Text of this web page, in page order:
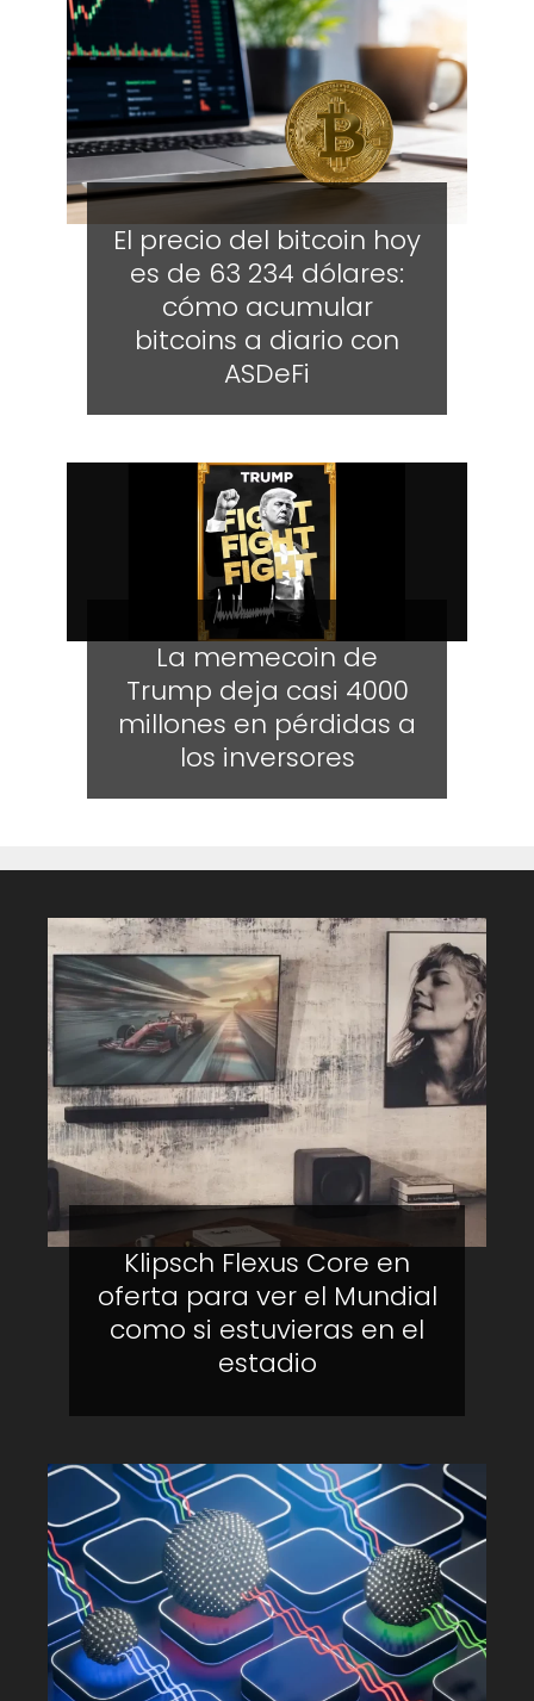
El precio del bitcoin hoy
es de 63 234 dólares:
cómo acumular
bitcoins a diario con
ASDeFi
La memecoin de
Trump deja casi 4000
millones en pérdidas a
los inversores
Klipsch Flexus Core en
oferta para ver el Mundial
como si estuvieras en el
estadio